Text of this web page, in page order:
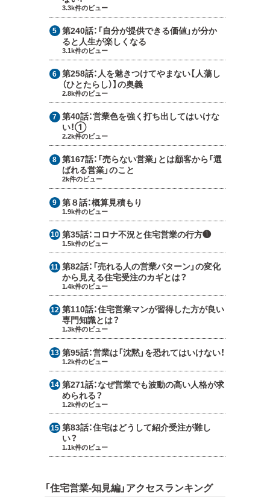
3.3k件のビュー
第240話： 「自分が提供できる価値」が分か
ると人生が楽しくなる
3.1k件のビュー
第258話： 人を魅きつけてやまない【人蕩し
（ひとたらし）】の奥義
2.8k件のビュー
第40話：営業色を強く打ち出してはいけな
い！①
2.2k件のビュー
第167話： 「売らない営業」とは顧客から「選
ばれる営業」のこと
2k件のビュー
第８話：概算見積もり
1.9k件のビュー
第35話： コロナ不況と住宅営業の行方❶
1.5k件のビュー
第82話： 「売れる人の営業パターン」の変化
から見える住宅受注のカギとは？
1.4k件のビュー
第110話：住宅営業マンが習得した方が良い
専門知識とは？
1.3k件のビュー
第95話：営業は「沈黙」を恐れてはいけない！
1.2k件のビュー
第271話：なぜ営業でも波動の高い人格が求
められる？
1.2k件のビュー
第83話：住宅はどうして紹介受注が難し
い？
1.1k件のビュー
「住宅営業-知見編」アクセスランキング